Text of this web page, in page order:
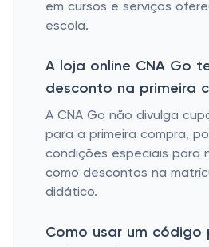
em cursos e serviços
escola.
A loja online CNA Go
desconto na primeira
A CNA Go não divulga
para a primeira compra,
condições especiais para
como descontos na
didático.
Como usar um código